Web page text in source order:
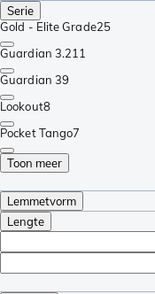
Serie
Gold - Elite Grade25
Guardian 3.211
Guardian 39
Lookout8
Pocket Tango7
Toon meer
Lemmetvorm
Lengte